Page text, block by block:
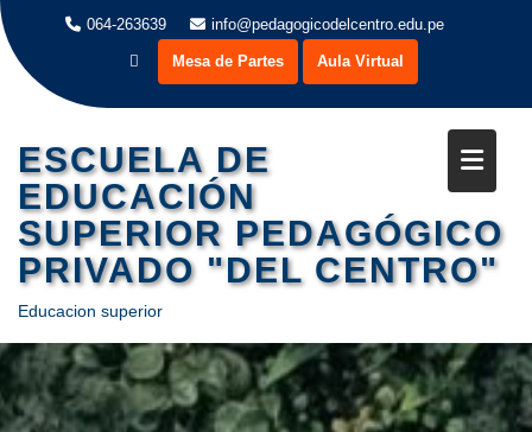
Saltar
al
contenido
064-263639 info@pedagogicodelcentro.edu.pe
Mesa de Partes Aula Virtual
ESCUELA DE
EDUCACIÓN
SUPERIOR PEDAGÓGICO
PRIVADO "DEL CENTRO"
Educacion superior